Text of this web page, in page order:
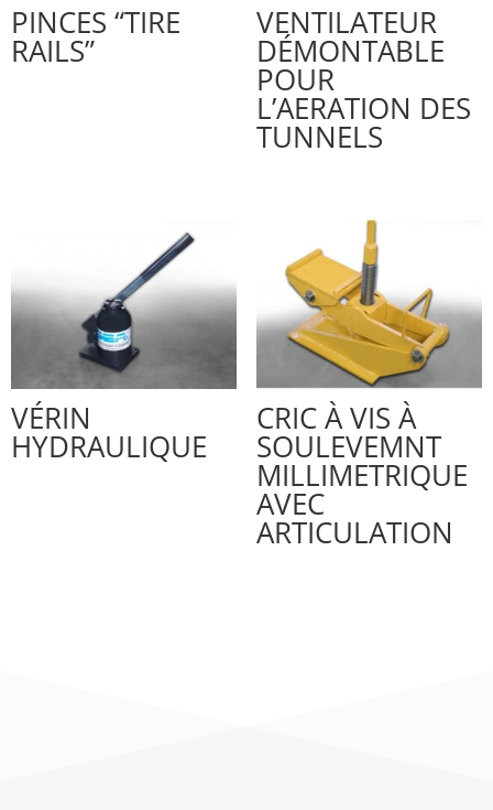
PINCES “TIRE
RAILS”
VENTILATEUR
DÉMONTABLE
POUR
L’AERATION DES
TUNNELS
VÉRIN
HYDRAULIQUE
CRIC À VIS À
SOULEVEMNT
MILLIMETRIQUE
AVEC
ARTICULATION